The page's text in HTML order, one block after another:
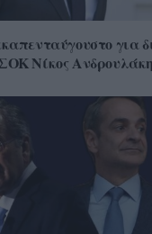
για
Νίκος